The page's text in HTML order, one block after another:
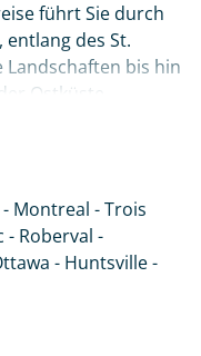
führt Sie durch
des St.
bis hin
Ostküste.
nicht
Montreal - Trois
- Roberval -
- Huntsville -